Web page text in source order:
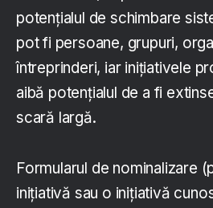
potențialul de schimbare
pot fi persoane, grupuri,
întreprinderi, iar inițiativele
aibă potențialul de a fi
scară largă.
Formularul de nominalizare
inițiativă sau o inițiativă